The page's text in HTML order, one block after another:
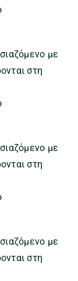
με
στη
με
στη
με
στη